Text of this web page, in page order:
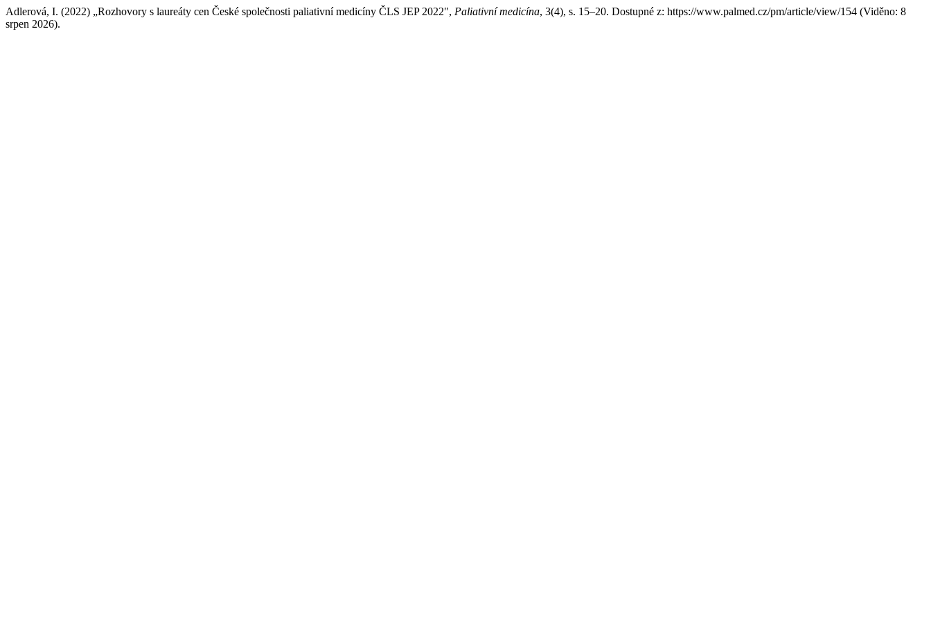
Adlerová, I. (2022) „Rozhovory s laureáty cen České společnosti paliativní medicíny ČLS JEP 2022", Paliativní medicína, 3(4), s. 15–20. Dostupné z: https://www.palmed.cz/pm/article/view/154 (Viděno: 8
srpen 2026).